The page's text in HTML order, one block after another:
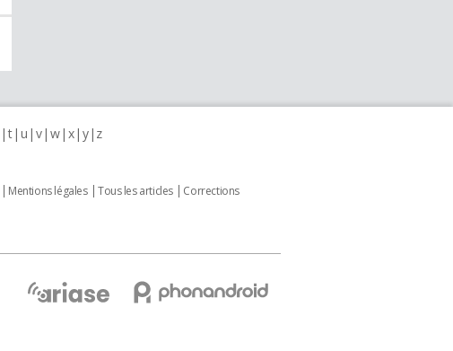
t u v w x y z
Mentions légales Tous les articles
Corrections